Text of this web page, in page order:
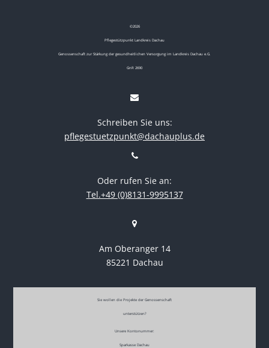
©2026
Pflegestützpunkt Landkreis Dachau
Genossenschaft zur Stärkung der gesundheitlichen Versorgung im Landkreis Dachau e.G.
GnR 2690
Schreiben Sie uns:
pflegestuetzpunkt@dachauplus.de
Oder rufen Sie an:
Tel.+49 (0)8131-9995137
Am Oberanger 14
85221 Dachau
Sie wollen die Projekte der Genossenschaft
unterstützen?
Unsere Kontonummer:
Sparkasse Dachau